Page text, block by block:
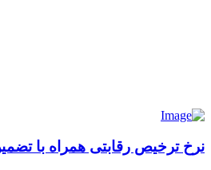
نرخ ترخیص رقابتی همراه با